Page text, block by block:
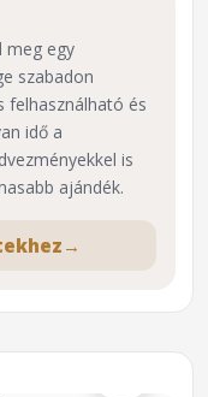
⌕
meg egy
szabadon
felhasználható és
idő a
is
ajándék.
→